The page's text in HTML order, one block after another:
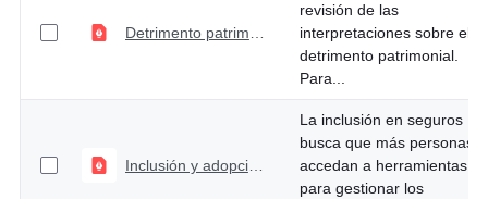
revisión de las
interpretaciones sobre el
detrimento patrimonial.
Para...
Inclusión y adopción de nuevas tecnologías en el sector asegurador colombiano
La inclusión en seguros
busca que más personas
accedan a herramientas
para gestionar los